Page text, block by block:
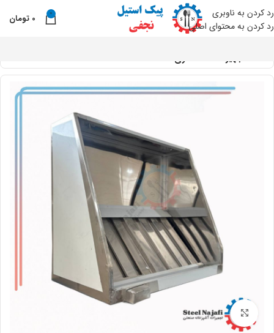
رد کردن به ناوبری
رد کردن به محتوای اصلی
0
0 تومان
تجهیزات آماده سازی
بزرگنمایی تصویر